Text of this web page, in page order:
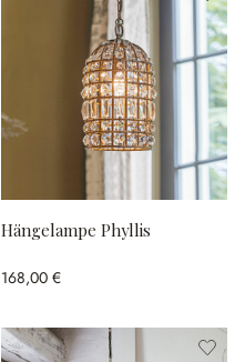
Hängelampe Phyllis
168,00 €